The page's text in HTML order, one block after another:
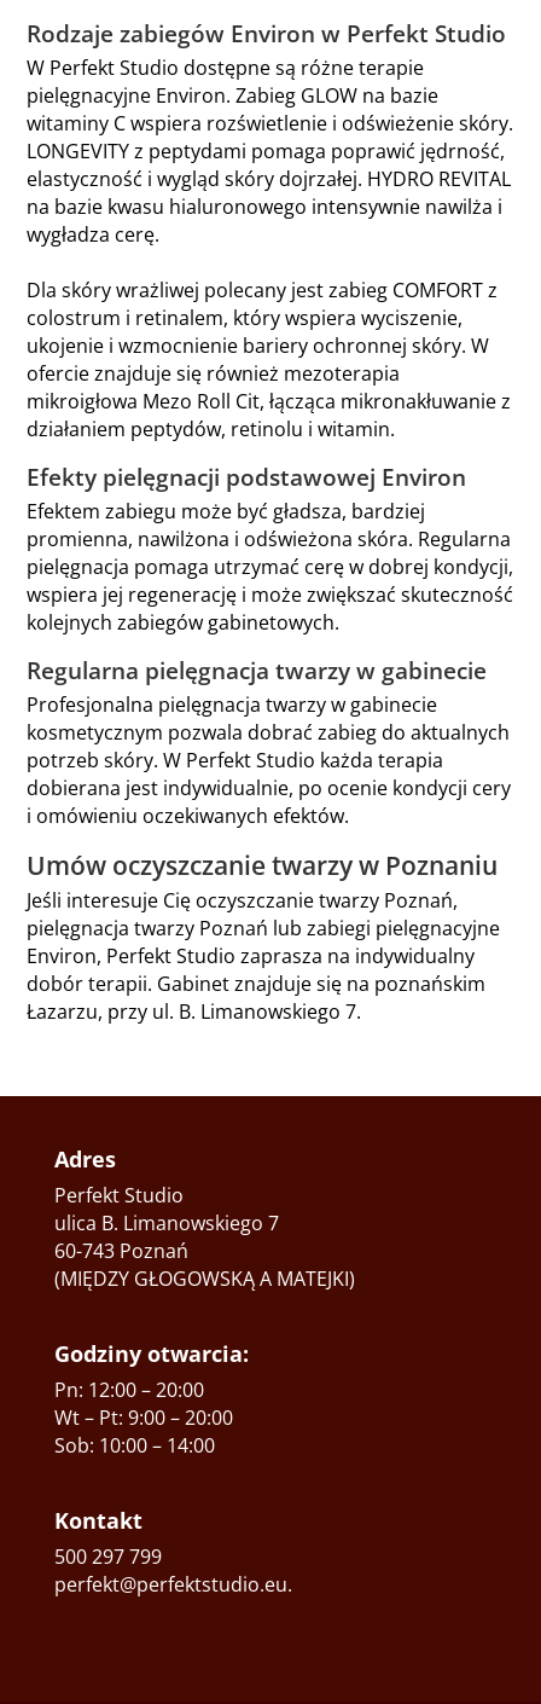
Rodzaje zabiegów Environ w Perfekt Studio
W Perfekt Studio dostępne są różne terapie
pielęgnacyjne Environ. Zabieg GLOW na bazie
witaminy C wspiera rozświetlenie i odświeżenie skóry.
LONGEVITY z peptydami pomaga poprawić jędrność,
elastyczność i wygląd skóry dojrzałej. HYDRO REVITAL
na bazie kwasu hialuronowego intensywnie nawilża i
wygładza cerę.
Dla skóry wrażliwej polecany jest zabieg COMFORT z
colostrum i retinalem, który wspiera wyciszenie,
ukojenie i wzmocnienie bariery ochronnej skóry. W
ofercie znajduje się również mezoterapia
mikroigłowa Mezo Roll Cit, łącząca mikronakłuwanie z
działaniem peptydów, retinolu i witamin.
Efekty pielęgnacji podstawowej Environ
Efektem zabiegu może być gładsza, bardziej
promienna, nawilżona i odświeżona skóra. Regularna
pielęgnacja pomaga utrzymać cerę w dobrej kondycji,
wspiera jej regenerację i może zwiększać skuteczność
kolejnych zabiegów gabinetowych.
Regularna pielęgnacja twarzy w gabinecie
Profesjonalna pielęgnacja twarzy w gabinecie
kosmetycznym pozwala dobrać zabieg do aktualnych
potrzeb skóry. W Perfekt Studio każda terapia
dobierana jest indywidualnie, po ocenie kondycji cery
i omówieniu oczekiwanych efektów.
Umów oczyszczanie twarzy w Poznaniu
Jeśli interesuje Cię oczyszczanie twarzy Poznań,
pielęgnacja twarzy Poznań lub zabiegi pielęgnacyjne
Environ, Perfekt Studio zaprasza na indywidualny
dobór terapii. Gabinet znajduje się na poznańskim
Łazarzu, przy ul. B. Limanowskiego 7.
Adres
Perfekt Studio
ulica B. Limanowskiego 7
60-743 Poznań
(MIĘDZY GŁOGOWSKĄ A MATEJKI)
Godziny otwarcia:
Pn: 12:00 – 20:00
Wt – Pt: 9:00 – 20:00
Sob: 10:00 – 14:00
Kontakt
500 297 799
perfekt@perfektstudio.eu.